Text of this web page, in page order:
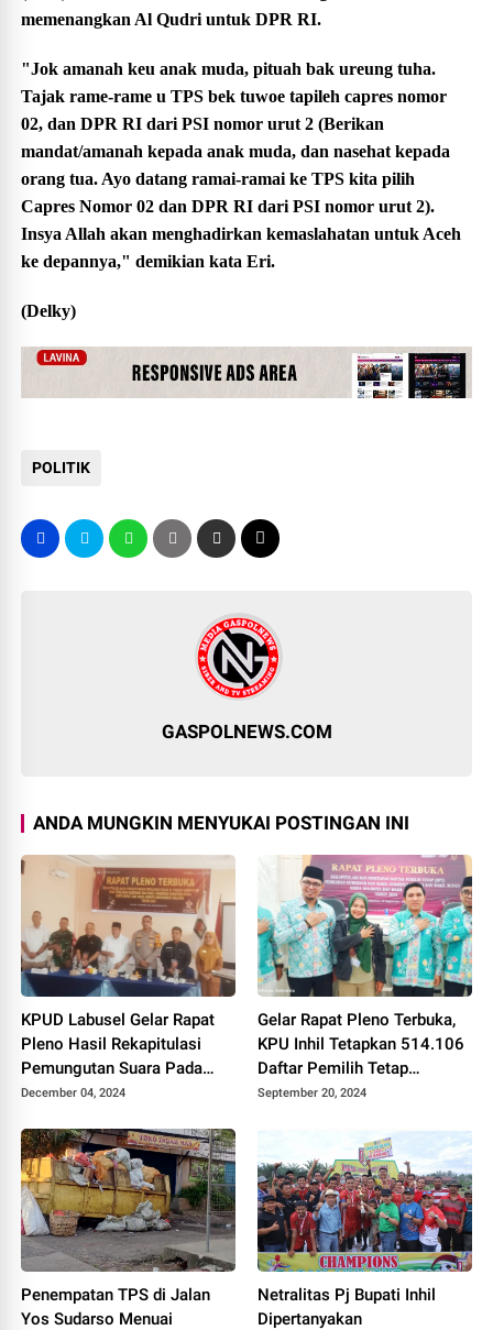
memenangkan Al Qudri untuk DPR RI.
"Jok amanah keu anak muda, pituah bak ureung tuha.
Tajak rame-rame u TPS bek tuwoe tapileh capres nomor
02, dan DPR RI dari PSI nomor urut 2 (Berikan
mandat/amanah kepada anak muda, dan nasehat kepada
orang tua. Ayo datang ramai-ramai ke TPS kita pilih
Capres Nomor 02 dan DPR RI dari PSI nomor urut 2).
Insya Allah akan menghadirkan kemaslahatan untuk Aceh
ke depannya," demikian kata Eri.
(Delky)
POLITIK
GASPOLNEWS.COM
ANDA MUNGKIN MENYUKAI POSTINGAN INI
KPUD Labusel Gelar Rapat
Pleno Hasil Rekapitulasi
Pemungutan Suara Pada
Pilkada Serentak 2024
December 04, 2024
Gelar Rapat Pleno Terbuka,
KPU Inhil Tetapkan 514.106
Daftar Pemilih Tetap
Tersebar di 1.558 TPS
September 20, 2024
Penempatan TPS di Jalan
Yos Sudarso Menuai
Netralitas Pj Bupati Inhil
Dipertanyakan